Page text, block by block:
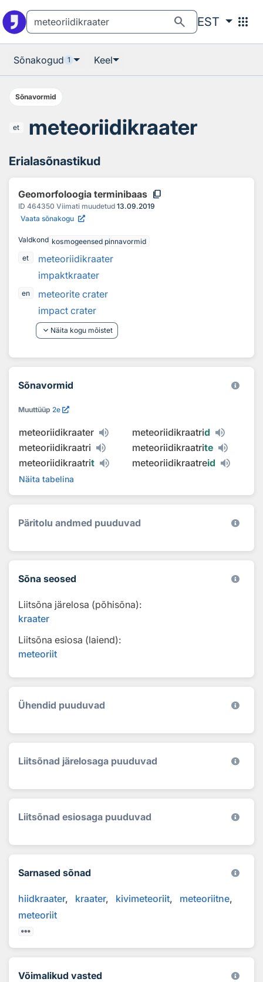
search EST apps
Sõnakogud 1 Keel
Sõnavormid
et meteoriidikraater
Erialasõnastikud
Geomorfoloogia terminibaas content_copy
ID 464350 Viimati muudetud 13.09.2019
Vaata sõnakogu
Valdkond kosmogeensed pinnavormid
et
meteoriidikraater
impaktkraater
en
meteorite crater
impact crater
keyboard_arrow_down Näita kogu mõistet
Sõnavormid
Muuttüüp 2e
meteoriidikraater meteoriidikraatrid
meteoriidikraatri
meteoriidikraatrite
meteoriidikraatrit meteoriidikraatreid
Näita tabelina
Päritolu andmed puuduvad
Sõna seosed
Liitsõna järelosa (põhisõna):
kraater
Liitsõna esiosa (laiend):
meteoriit
Ühendid puuduvad
Liitsõnad järelosaga puuduvad
Liitsõnad esiosaga puuduvad
Sarnased sõnad
hiidkraater kraater kivimeteoriit
meteoriitne
meteoriit
Võimalikud vasted